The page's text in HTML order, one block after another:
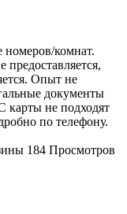
номеров/комнат.
Опыт не
документы
карты не подходят
по телефону.
184 Просмотров